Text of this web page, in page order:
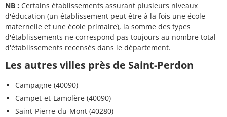
NB : Certains établissements assurant plusieurs niveaux
d'éducation (un établissement peut être à la fois une école
maternelle et une école primaire), la somme des types
d'établissements ne correspond pas toujours au nombre total
d'établissements recensés dans le département.
Les autres villes près de Saint-Perdon
Campagne (40090)
Campet-et-Lamolère (40090)
Saint-Pierre-du-Mont (40280)